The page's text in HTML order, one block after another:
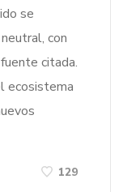
se
con
citada.
ecosistema
129